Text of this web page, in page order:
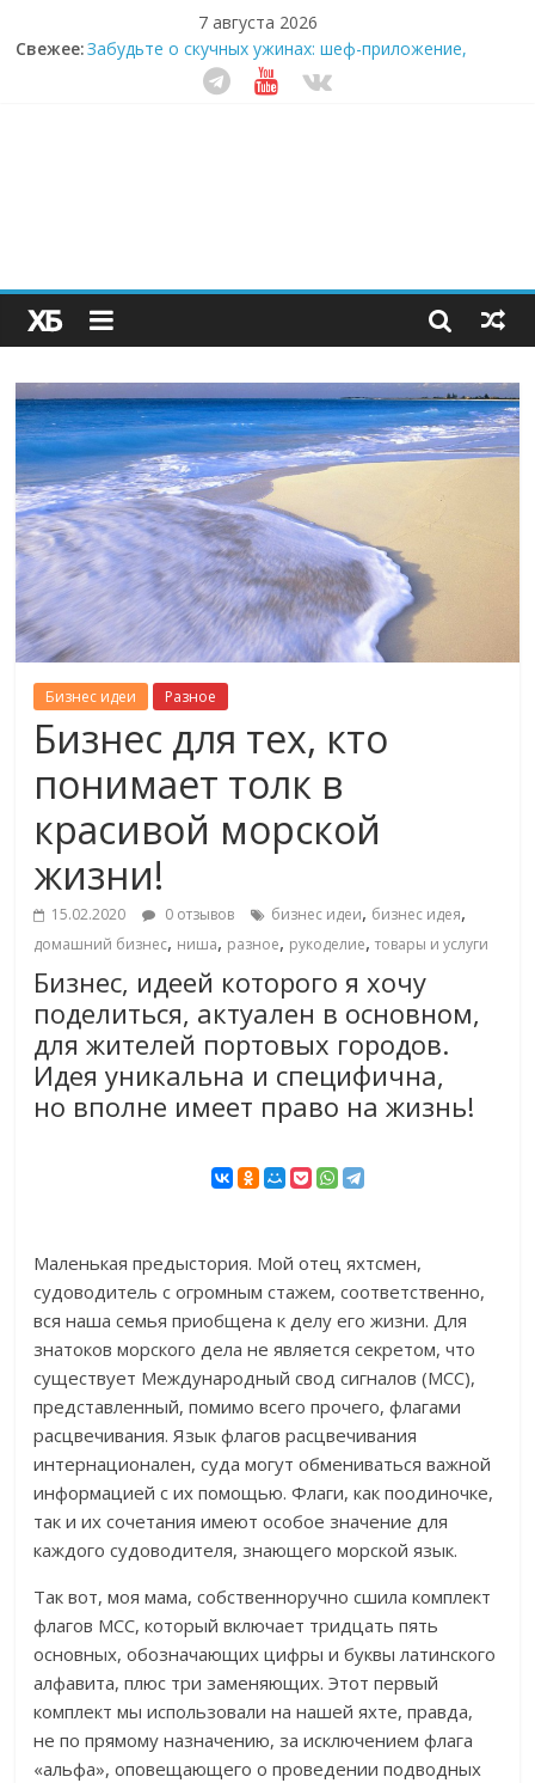
7 августа 2026
Свежее:Забудьте о скучных ужинах: шеф-приложение,
которое видит вашу еду насквозь
Небо зовёт: как бизнес на полётах дронов и
Секрет супергидратации: почему кокосовая вода с
пребиотиками становится главным трендом
здорового питания
Бизнес идеи Разное
Бизнес для тех, кто
понимает толк в
красивой морской
жизни!
15.02.2020 0 отзывов бизнес идеи, бизнес идея,
домашний бизнес, ниша, разное, рукоделие,товары и услуги
Бизнес, идеей которого я хочу
поделиться, актуален в основном,
для жителей портовых городов.
Идея уникальна и специфична,
но вполне имеет право на жизнь!
Маленькая предыстория. Мой отец яхтсмен,
судоводитель с огромным стажем, соответственно,
вся наша семья приобщена к делу его жизни. Для
знатоков морского дела не является секретом, что
существует Международный свод сигналов (МСС),
представленный, помимо всего прочего, флагами
расцвечивания. Язык флагов расцвечивания
интернационален, суда могут обмениваться важной
информацией с их помощью. Флаги, как поодиночке,
так и их сочетания имеют особое значение для
каждого судоводителя, знающего морской язык.
Так вот, моя мама, собственноручно сшила комплект
флагов МСС, который включает тридцать пять
основных, обозначающих цифры и буквы латинского
алфавита, плюс три заменяющих. Этот первый
комплект мы использовали на нашей яхте, правда,
не по прямому назначению, за исключением флага
«альфа», оповещающего о проведении подводных